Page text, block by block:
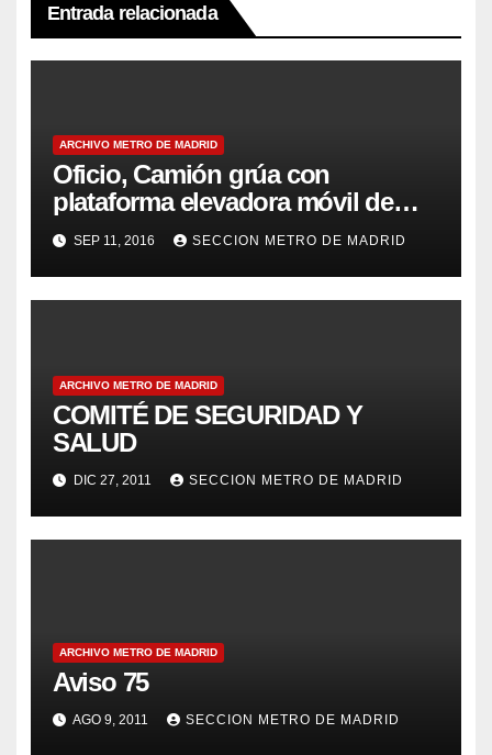
Entrada relacionada
ARCHIVO METRO DE MADRID
Oficio, Camión grúa con
plataforma elevadora móvil de
personal
SEP 11, 2016 SECCION METRO DE MADRID
ARCHIVO METRO DE MADRID
COMITÉ DE SEGURIDAD Y
SALUD
DIC 27, 2011 SECCION METRO DE MADRID
ARCHIVO METRO DE MADRID
Aviso 75
AGO 9, 2011 SECCION METRO DE MADRID